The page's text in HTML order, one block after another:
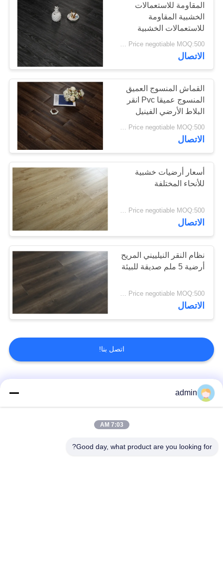
المقاومة للاستعمالات
الخشبية المقاومة
للاستعمالات الخشبية
المقاومة للاستعمالات
الخشبية
الاتصال
القماش المنسوج العميق
المنسوج عميقا Pvc انقر
البلاط الأرضي الفينيل
2mm سمك
Price negotiable MOQ:500 متر مربع
الاتصال
أسعار أرضيات خشبية
للأنحاء المختلفة
Price negotiable MOQ:500 متر مربع
الاتصال
نظام النقر النيلييني المريح
أرضية 5 ملم صديقة للبيئة
Price negotiable MOQ:500 متر مربع
الاتصال
اتصل بنا!
فئات شعبية
admin
7:03 AM
Good day, what product are you looking for?